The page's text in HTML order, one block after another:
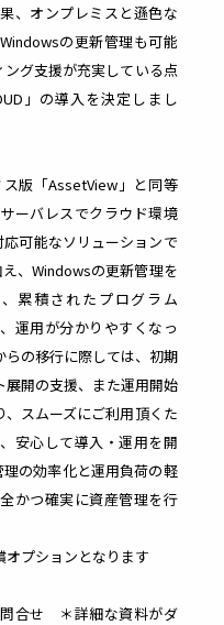
連携サー
ビス
各メーカー
ューション
、オンプレミスと遜色な
の更新管理も可能
グ支援が充実している点
」の導入を決定しまし
版「AssetView」と同等
ーバレスでクラウド環境
可能なソリューションで
、Windowsの更新管理を
累積されたプログラム
運用が分かりやすくなっ
の移行に際しては、初期
開の支援、また運用開始
スムーズにご利用頂くた
安心して導入・運用を開
の効率化と運用負荷の軽
かつ確実に資産管理を行
プションとなります
合せ ＊詳細な資料がダ